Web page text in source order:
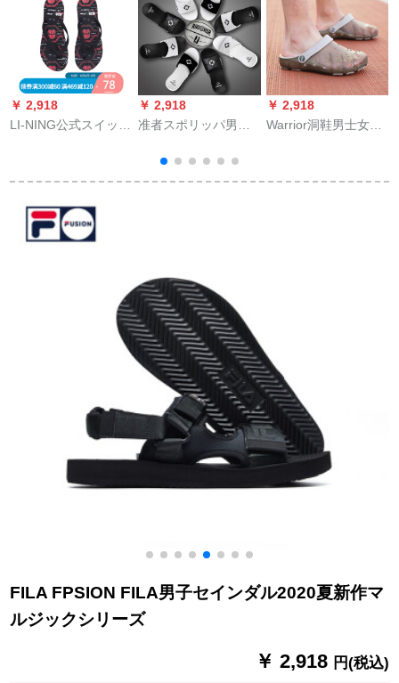
￥ 2,918
LI-NING公式スイッパ
连名シーリッズLN
Flaoper男性トレーン
スーパーAGAQ 005
スタンダードブロッ
￥ 2,918
准者スポリッパ男女
防水スライパーを履
くと弾性が磨耗性に
￥ 2,918
Warrior洞鞋男士女史
ーツ韓国版涼引065黒
FILA FPSION FILA男子セインダル2020夏新作マ
ルジックシリーズ
￥ 2,918 円(税込)